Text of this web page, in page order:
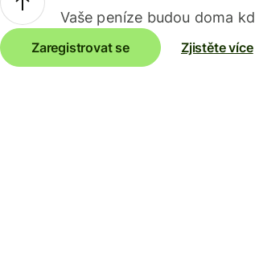
Vaše peníze budou doma
Zaregistrovat se Zjistěte více